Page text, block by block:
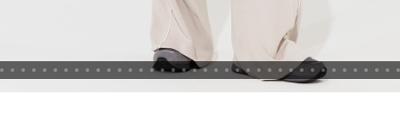
Тульская область (1)
Тюменская область (3)